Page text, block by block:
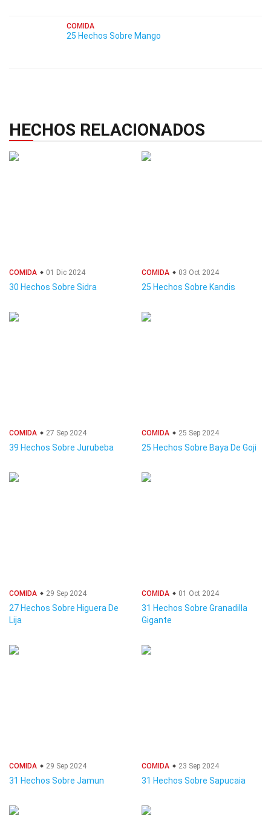
COMIDA
25 Hechos Sobre Mango
HECHOS RELACIONADOS
COMIDA 01 Dic 2024
30 Hechos Sobre Sidra
COMIDA 03 Oct 2024
25 Hechos Sobre Kandis
COMIDA 27 Sep 2024
39 Hechos Sobre Jurubeba
COMIDA 25 Sep 2024
25 Hechos Sobre Baya De Goji
COMIDA 29 Sep 2024
27 Hechos Sobre Higuera De
Lija
COMIDA 01 Oct 2024
31 Hechos Sobre Granadilla
Gigante
COMIDA 29 Sep 2024
31 Hechos Sobre Jamun
COMIDA 23 Sep 2024
31 Hechos Sobre Sapucaia